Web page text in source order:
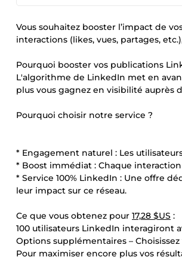
Vous souhaitez booster l’impact de
interactions (likes, vues, partages,
Pourquoi booster vos publications
L'algorithme de LinkedIn met en
plus vous gagnez en visibilité auprès
Pourquoi choisir notre service ?
* Engagement naturel : Les
* Boost immédiat : Chaque
* Service 100% LinkedIn : Une offre
leur impact sur ce réseau.
Ce que vous obtenez pour 17,28 $US :
100 utilisateurs LinkedIn interagiront
Options supplémentaires –
Pour maximiser encore plus vos